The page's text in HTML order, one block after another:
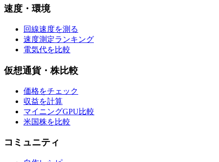
速度・環境
回線速度を測る
速度測定ランキング
電気代を比較
仮想通貨・株比較
価格をチェック
収益を計算
マイニングGPU比較
米国株を比較
コミュニティ